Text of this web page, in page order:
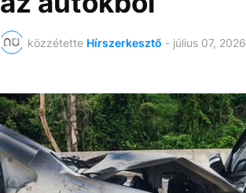
közzétette Hírszerkesztő - július 07, 2026